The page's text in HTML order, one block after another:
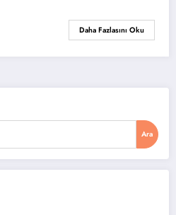
Daha Fazlasını Oku
Ara